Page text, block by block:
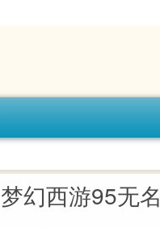
梦幻西游95无